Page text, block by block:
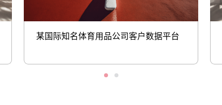
某国际知名体育用品公司客户数据平台